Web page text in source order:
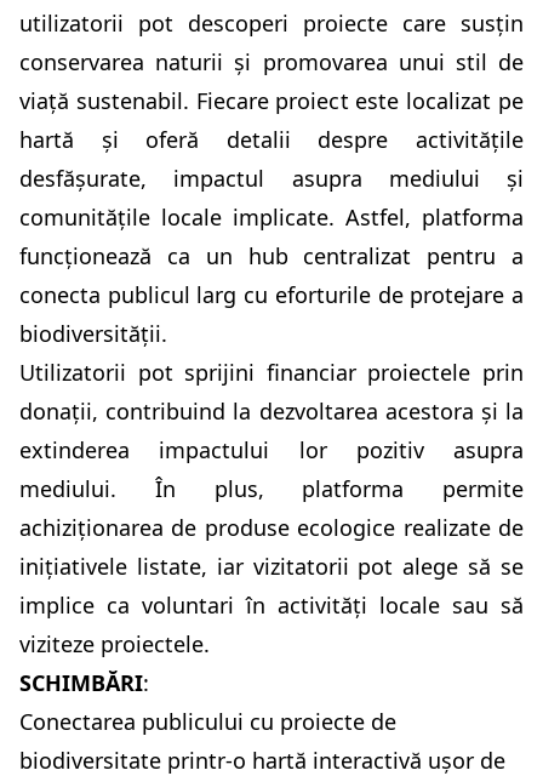
utilizatorii pot descoperi proiecte care susțin
conservarea naturii și promovarea unui stil de
viață sustenabil. Fiecare proiect este localizat pe
hartă și oferă detalii despre activitățile
desfășurate, impactul asupra mediului și
comunitățile locale implicate. Astfel, platforma
funcționează ca un hub centralizat pentru a
conecta publicul larg cu eforturile de protejare a
biodiversității.
Utilizatorii pot sprijini financiar proiectele prin
donații, contribuind la dezvoltarea acestora și la
extinderea impactului lor pozitiv asupra
mediului. În plus, platforma permite
achiziționarea de produse ecologice realizate de
inițiativele listate, iar vizitatorii pot alege să se
implice ca voluntari în activități locale sau să
viziteze proiectele.
SCHIMBĂRI:
Conectarea publicului cu proiecte de
biodiversitate printr-o hartă interactivă ușor de